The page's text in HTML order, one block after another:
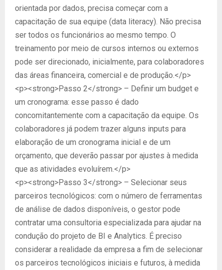
orientada por dados, precisa começar com a
capacitação de sua equipe (data literacy). Não precisa
ser todos os funcionários ao mesmo tempo. O
treinamento por meio de cursos internos ou externos
pode ser direcionado, inicialmente, para colaboradores
das áreas financeira, comercial e de produção.</p>
<p><strong>Passo 2</strong> – Definir um budget e
um cronograma: esse passo é dado
concomitantemente com a capacitação da equipe. Os
colaboradores já podem trazer alguns inputs para
elaboração de um cronograma inicial e de um
orçamento, que deverão passar por ajustes à medida
que as atividades evoluírem.</p>
<p><strong>Passo 3</strong> – Selecionar seus
parceiros tecnológicos: com o número de ferramentas
de análise de dados disponíveis, o gestor pode
contratar uma consultoria especializada para ajudar na
condução do projeto de BI e Analytics. É preciso
considerar a realidade da empresa a fim de selecionar
os parceiros tecnológicos iniciais e futuros, à medida